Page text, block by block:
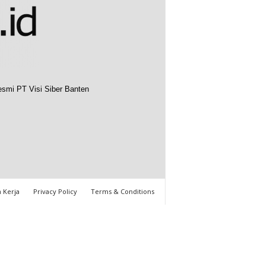
PT Visi Siber Banten
Kerja Privacy Policy Terms & Conditions